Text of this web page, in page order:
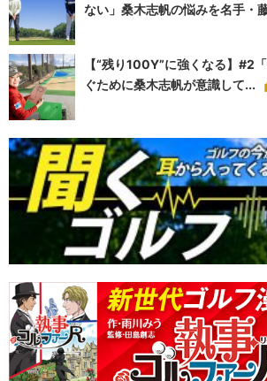
ない」桑木志帆の悩みを名手・
【“残り100Y”に強くなる】#2
ぐために桑木志帆が意識して...